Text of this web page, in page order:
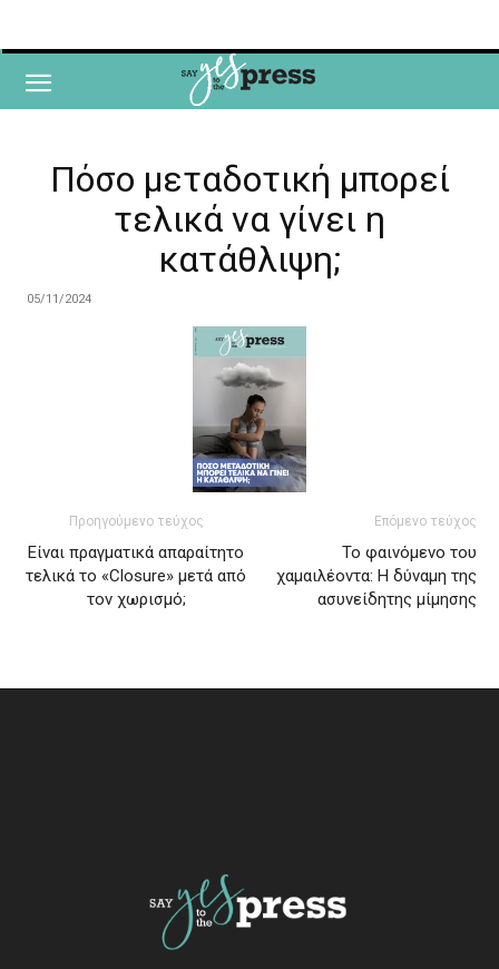
Πόσο μεταδοτική μπορεί
τελικά να γίνει η
κατάθλιψη;
05/11/2024
Προηγούμενο τεύχος
Είναι πραγματικά απαραίτητο
τελικά το «Closure» μετά από
τον χωρισμό;
Επόμενο τεύχος
Το φαινόμενο του
χαμαιλέοντα: Η δύναμη της
ασυνείδητης μίμησης